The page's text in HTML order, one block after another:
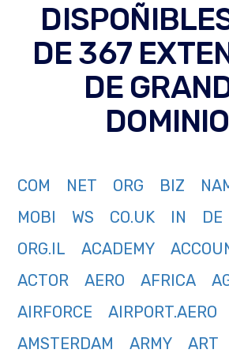
DE 367
DE
COM NET ORG BIZ
MOBI
WS CO.UK IN DE
ORG.IL
ACADEMY
ACTOR
AERO AFRICA
AIRFORCE
AIRPORT.AERO
AMSTERDAM
ARMY ART